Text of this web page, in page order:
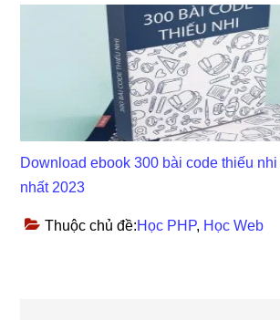
Download ebook 300 bài code thiếu
nhất 2023
Thuộc chủ đề:Học PHP, Học Web